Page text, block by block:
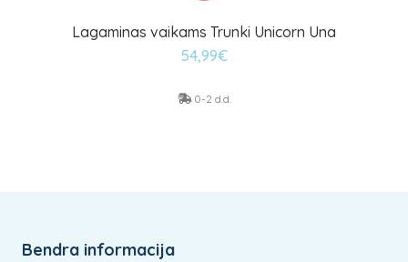
Lagaminas vaikams Trunki Unicorn Una
54,99€
0-2 d.d.
Bendra informacija